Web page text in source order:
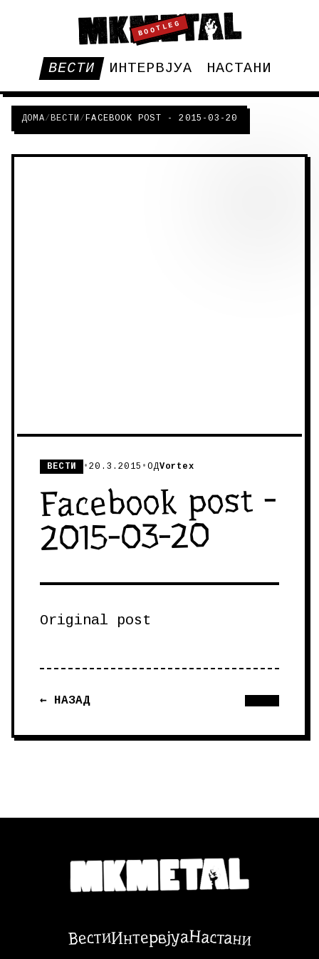
BOOTLEG
ВЕСТИ ИНТЕРВЈУА НАСТАНИ
ДОМА/ВЕСТИ /FACEBOOK POST - 2015-03-20
ВЕСТИ •20.3.2015 •ОДVortex
Facebook post -
2015-03-20
Original post
← НАЗАД
ВестиИнтервјуаНастани